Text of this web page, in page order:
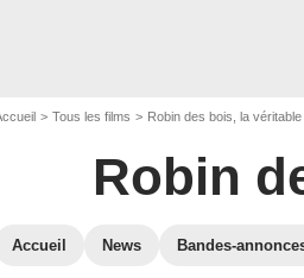
Tous les films Robin des bois, la
Robin
Accueil News Bandes-